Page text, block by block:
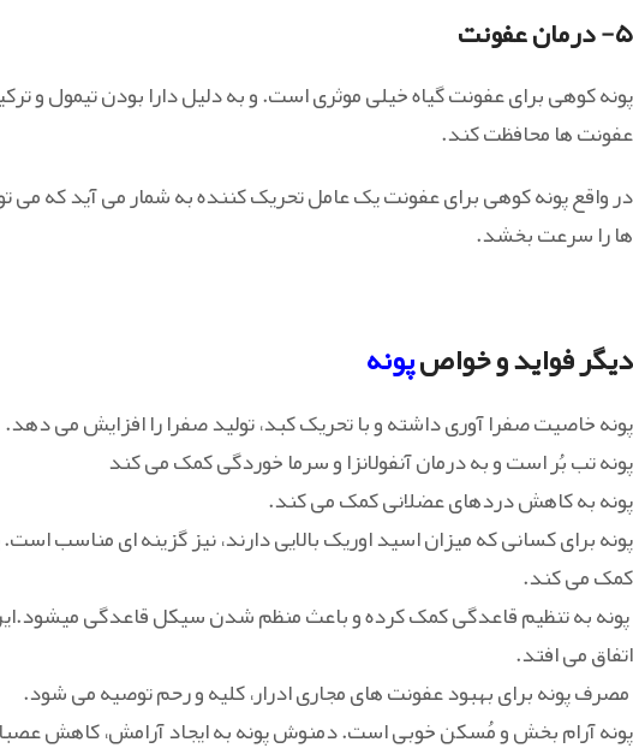
۵- درمان عفونت
پونه کوهی برای عفونت گیاه خیلی موثری است. و به دلیل دارا بودن تیمول و
عفونت ها محافظت کند.
در واقع پونه کوهی برای عفونت یک عامل تحریک کننده به شمار می آید که می‌
ها را سرعت بخشد.
دیگر فواید و خواصپونه
پونه خاصیت صفرا آوری داشته و با تحریک کبد، تولید صفرا را افزایش می دهد.
پونه تب بُر است و به درمان آنفولانزا و سرما خوردگی کمک می کند
پونه به کاهش دردهای عضلانی کمک می کند.
پونه برای کسانی که میزان اسید اوریک بالایی دارند، نیز گزینه ای مناسب
کمک می کند.
پونه به تنظیم قاعدگی کمک کرده و باعث منظم شدن سیکل قاعدگی
اتفاق می افتد.
مصرف پونه برای بهبود عفونت های مجاری ادرار، کلیه و رحم توصیه می شود.
پونه آرام بخش و مُسکن خوبی است. دمنوش پونه به ایجاد آرامش، کاهش